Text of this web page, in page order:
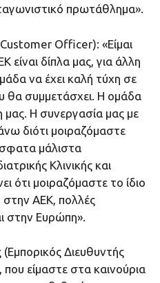
πρωτάθλημα».
Officer): «Είμαι
είναι δίπλα μας, για άλλη
να έχει καλή τύχη σε
θα συμμετάσχει. Η ομάδα
μας. Η συνεργασία μας με
διότι μοιραζόμαστε
μάλιστα
Κλινικής και
ότι μοιραζόμαστε το ίδιο
στην ΑΕΚ, πολλές
στην Ευρώπη».
Διευθυντής
είμαστε στα καινούρια